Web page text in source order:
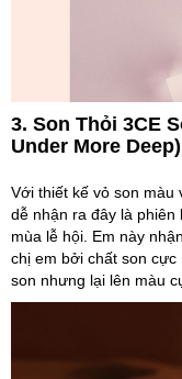
3. Son Thỏi 3CE
Under More Deep)
Với thiết kế vỏ son màu
dễ nhận ra đây là phiên
mùa lễ hội. Em này
chị em bởi chất son
son nhưng lại lên màu